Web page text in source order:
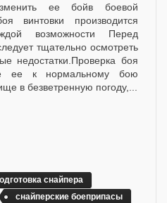
ее бойв боевой
винтовки производится
возможности Перед
тщательно осмотреть
недостатки.Проверка боя
ее к нормальному бою
в безветренную погоду,...
снайпера
снайперские боеприпасы